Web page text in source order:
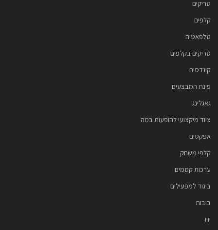
טריקים
קלפים
טלפאטיה
טריקים בקלפים
קונדסים
פינת המבצעים
גאגלינג
ציוד מיקצועי להופעות במה
אפקטים
קלפי משחק
ערכות קסמים
ביגוד למפעילים
בובות
יויו